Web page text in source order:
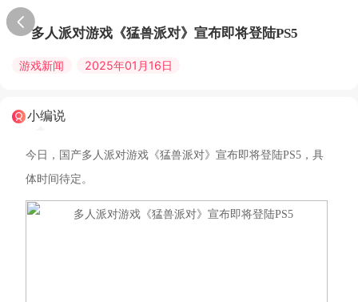
多人派对游戏《猛兽派对》宣布即将登陆PS5
游戏新闻 2025年01月16日
小编说
今日，国产多人派对游戏《猛兽派对》宣布即将登陆PS5，具
体时间待定。